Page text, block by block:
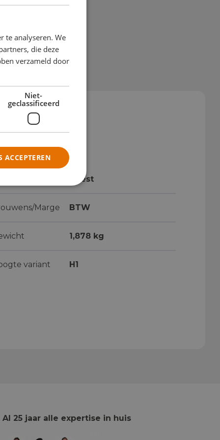
geest
Marge BTW
1,878 kg
variant H1
Al 25 jaar alle expertise in huis
te analyseren. We
die deze
verzameld door
Niet-
geclassificeerd
ACCEPTEREN